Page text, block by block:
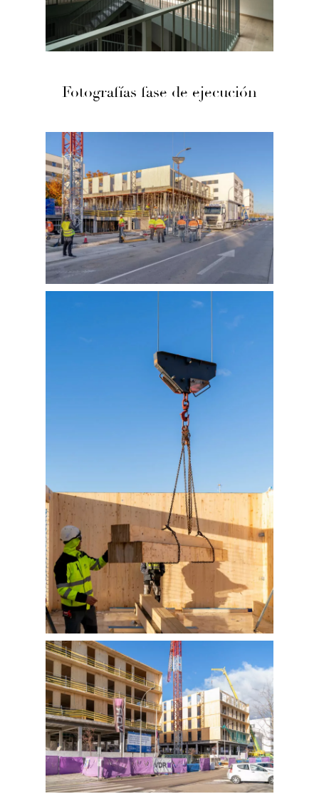
Fotografías fase de ejecución
FOTOGRAFÍA
Fotografía de
Fotografía de Interiores
Vivienda
Hoteles /
Fotografía Residencial
Fotografía Fase de
VIDEO
DRON
PERSONAL
PUBLICACIONES